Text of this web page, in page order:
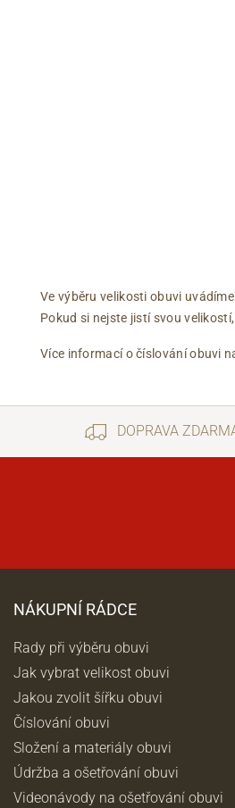
Ve výběru velikosti obuvi
Pokud si nejste jistí svou
Více informací o číslování obuvi
DOPRAVA
NÁKUPNÍ RÁDCE
Rady při výběru obuvi
Jak vybrat velikost obuvi
Jakou zvolit šířku obuvi
Číslování obuvi
Složení a materiály obuvi
Údržba a ošetřování obuvi
Videonávody na ošetřování obuvi